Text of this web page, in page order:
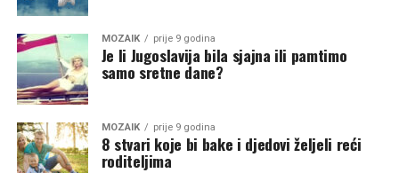
MOZAIK prije 9 godina
Je li Jugoslavija bila sjajna ili pamtimo
samo sretne dane?
MOZAIK prije 9 godina
8 stvari koje bi bake i djedovi željeli reći
roditeljima